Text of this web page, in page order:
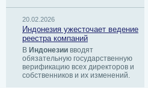
20.02.2026
Индонезия ужесточает ведение
реестра компаний
В Индонезии вводят
обязательную государственную
верификацию всех директоров и
собственников и их изменений.